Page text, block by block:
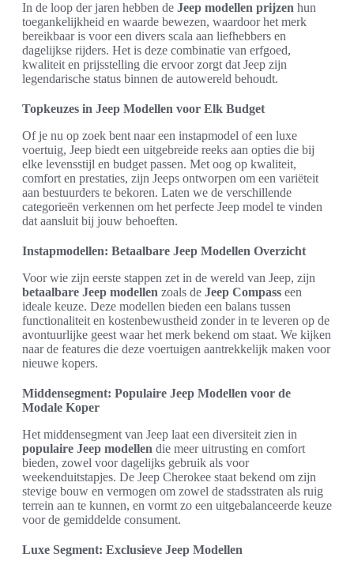
In de loop der jaren hebben de Jeep modellen prijzen hun
toegankelijkheid en waarde bewezen, waardoor het merk
bereikbaar is voor een divers scala aan liefhebbers en
dagelijkse rijders. Het is deze combinatie van erfgoed,
kwaliteit en prijsstelling die ervoor zorgt dat Jeep zijn
legendarische status binnen de autowereld behoudt.
Topkeuzes in Jeep Modellen voor Elk Budget
Of je nu op zoek bent naar een instapmodel of een luxe
voertuig, Jeep biedt een uitgebreide reeks aan opties die bij
elke levensstijl en budget passen. Met oog op kwaliteit,
comfort en prestaties, zijn Jeeps ontworpen om een variëteit
aan bestuurders te bekoren. Laten we de verschillende
categorieën verkennen om het perfecte Jeep model te vinden
dat aansluit bij jouw behoeften.
Instapmodellen: Betaalbare Jeep Modellen Overzicht
Voor wie zijn eerste stappen zet in de wereld van Jeep, zijn
betaalbare Jeep modellen zoals de Jeep Compass een
ideale keuze. Deze modellen bieden een balans tussen
functionaliteit en kostenbewustheid zonder in te leveren op de
avontuurlijke geest waar het merk bekend om staat. We kijken
naar de features die deze voertuigen aantrekkelijk maken voor
nieuwe kopers.
Middensegment: Populaire Jeep Modellen voor de
Modale Koper
Het middensegment van Jeep laat een diversiteit zien in
populaire Jeep modellen die meer uitrusting en comfort
bieden, zowel voor dagelijks gebruik als voor
weekenduitstapjes. De Jeep Cherokee staat bekend om zijn
stevige bouw en vermogen om zowel de stadsstraten als ruig
terrein aan te kunnen, en vormt zo een uitgebalanceerde keuze
voor de gemiddelde consument.
Luxe Segment: Exclusieve Jeep Modellen